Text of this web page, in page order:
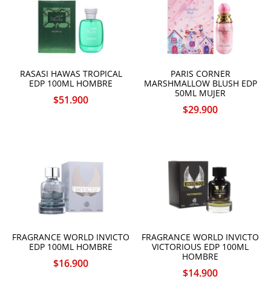
RASASI HAWAS TROPICAL
EDP 100ML HOMBRE
$51.900
PARIS CORNER
MARSHMALLOW BLUSH EDP
50ML MUJER
$29.900
FRAGRANCE WORLD INVICTO
EDP 100ML HOMBRE
$16.900
FRAGRANCE WORLD INVICTO
VICTORIOUS EDP 100ML
HOMBRE
$14.900